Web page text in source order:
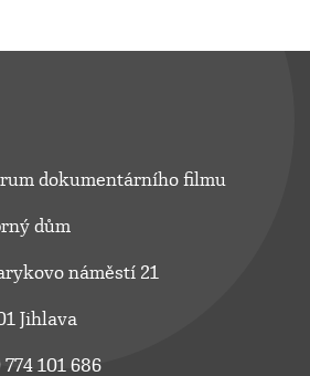
dokumentárního filmu
dům
náměstí 21
Jihlava
774 101 686